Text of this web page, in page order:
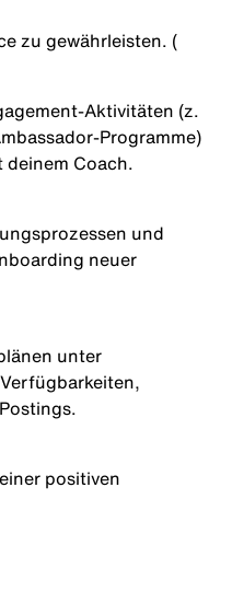
zu gewährleisten. (
(z.
Coach.
und
neuer
unter
positiven